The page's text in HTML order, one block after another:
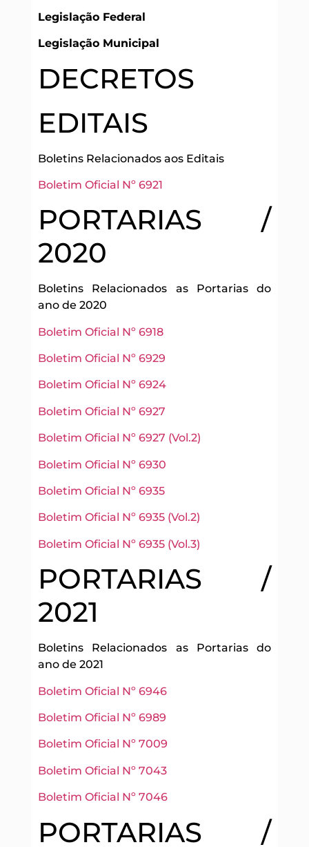
Legislação Federal
Legislação Municipal
DECRETOS
EDITAIS
Boletins Relacionados aos Editais
Boletim Oficial Nº 6921
PORTARIAS /
2020
Boletins Relacionados as Portarias do
ano de 2020
Boletim Oficial Nº 6918
Boletim Oficial Nº 6929
Boletim Oficial Nº 6924
Boletim Oficial Nº 6927
Boletim Oficial Nº 6927 (Vol.2)
Boletim Oficial Nº 6930
Boletim Oficial Nº 6935
Boletim Oficial Nº 6935 (Vol.2)
Boletim Oficial Nº 6935 (Vol.3)
PORTARIAS /
2021
Boletins Relacionados as Portarias do
ano de 2021
Boletim Oficial Nº 6946
Boletim Oficial Nº 6989
Boletim Oficial Nº 7009
Boletim Oficial Nº 7043
Boletim Oficial Nº 7046
PORTARIAS /